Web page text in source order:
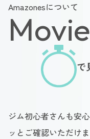
Amazonesについて
Movie
で
ジム初心者さんも安
ッとご確認いただけま